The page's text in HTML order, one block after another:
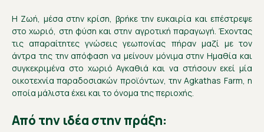
Η Ζωή, μέσα στην κρίση, βρήκε την ευκαιρία και επέστρεψε
στο χωριό, στη φύση και στην αγροτική παραγωγή. Έχοντας
τις απαραίτητες γνώσεις γεωπονίας πήραν μαζί με τον
άντρα της την απόφαση να μείνουν μόνιμα στην Ημαθία και
συγκεκριμένα στο χωριό Αγκαθιά και να στήσουν εκεί μία
οικοτεχνία παραδοσιακών προϊόντων, την Agkathas Farm, η
οποία μάλιστα έχει και το όνομα της περιοχής.
Από την ιδέα στην πράξη: